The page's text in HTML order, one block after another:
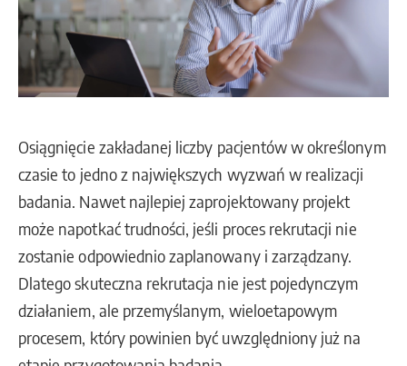
Osiągnięcie zakładanej liczby pacjentów w określonym
czasie to jedno z największych wyzwań w realizacji
badania. Nawet najlepiej zaprojektowany projekt
może napotkać trudności, jeśli proces rekrutacji nie
zostanie odpowiednio zaplanowany i zarządzany.
Dlatego skuteczna rekrutacja nie jest pojedynczym
działaniem, ale przemyślanym, wieloetapowym
procesem, który powinien być uwzględniony już na